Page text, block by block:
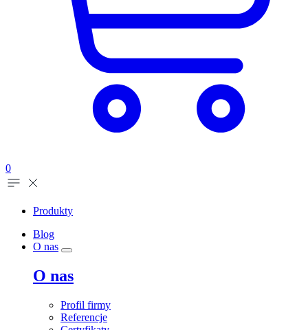
0
Produkty
Blog
O nas
O nas
Profil firmy
Referencje